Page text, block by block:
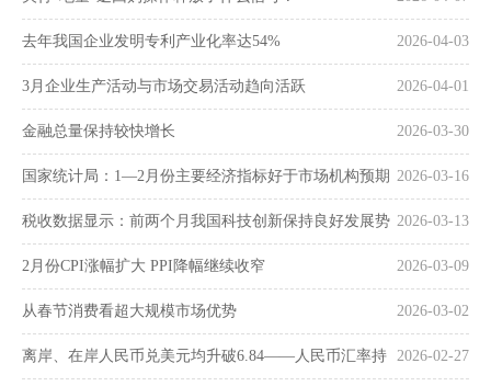
2026-04-03
去年我国企业发明专利产业化率达54%
2026-04-01
3月企业生产活动与市场交易活动趋向活跃
2026-03-30
金融总量保持较快增长
2026-03-16
国家统计局：1—2月份主要经济指标好于市场机构预期
2026-03-13
税收数据显示：前两个月我国科技创新保持良好发展势
头 2026-03-09
2月份CPI涨幅扩大 PPI降幅继续收窄
2026-03-02
从春节消费看超大规模市场优势
2026-02-27
离岸、在岸人民币兑美元均升破6.84——人民币汇率持